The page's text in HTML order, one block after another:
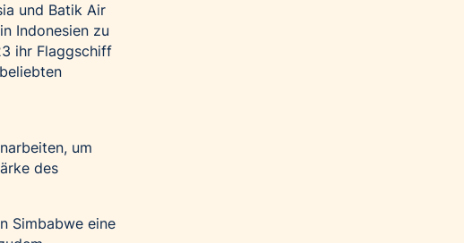
und Batik Air
Indonesien zu
ihr Flaggschiff
um
des
Simbabwe eine